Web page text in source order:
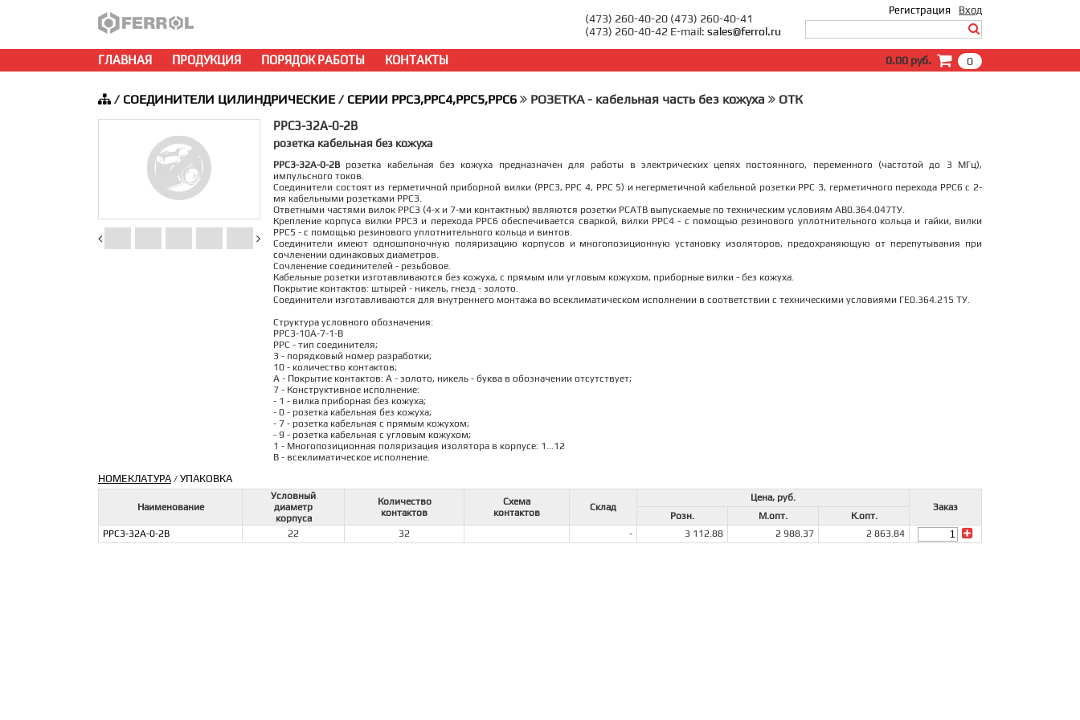
Вход
Регистрация
(473) 260-40-20 (473) 260-40-41
(473) 260-40-42 E-mail: sales@ferrol.ru
ГЛАВНАЯ ПРОДУКЦИЯ ПОРЯДОК РАБОТЫ КОНТАКТЫ 0
0.00 руб.
/ СОЕДИНИТЕЛИ ЦИЛИНДРИЧЕСКИЕ/ СЕРИИ РРС3,РРС4,РРС5,РРС6 РОЗЕТКА - кабельная часть без кожуха ОТК
РРС3-32А-0-2В
розетка кабельная без кожуха
РРС3-32А-0-2Врозетка кабельная без кожуха предназначен для работы в электрических цепях постоянного, переменного (частотой до 3 МГц),
импульсного токов.
Соединители состоят из герметичной приборной вилки (РРС3, РРС 4, РРС 5) и негерметичной кабельной розетки РРС 3, герметичного перехода РРС6 с 2-
мя кабельными розетками РРСЗ.
Ответными частями вилок РРСЗ (4-х и 7-ми контактных) являются розетки РСАТВ выпускаемые по техническим условиям АВ0.364.047ТУ.
Крепление корпуса вилки РРСЗ и перехода РРС6 обеспечивается сваркой, вилки РРС4 - с помощью резинового уплотнительного кольца и гайки, вилки
РРС5 - с помощью резинового уплотнительного кольца и винтов.
Соединители имеют одношпоночную поляризацию корпусов и многопозиционную установку изоляторов, предохраняющую от перепутывания при
сочленении одинаковых диаметров.
Сочленение соединителей - резьбовое.
Кабельные розетки изготавливаются без кожуха, с прямым или угловым кожухом, приборные вилки - без кожуха.
Покрытие контактов: штырей - никель, гнезд - золото.
Соединители изготавливаются для внутреннего монтажа во всеклиматическом исполнении в соответствии с техническими условиями ГЕ0.364.215 ТУ.
Структура условного обозначения:
РРС3-10А-7-1-В
РРС - тип соединителя;
3 - порядковый номер разработки;
10 - количество контактов;
А - Покрытие контактов: А - золото, никель - буква в обозначении отсутствует;
7 - Конструктивное исполнение:
- 1 - вилка приборная без кожуха;
- 0 - розетка кабельная без кожуха;
- 7 - розетка кабельная с прямым кожухом;
- 9 - розетка кабельная с угловым кожухом;
1 - Многопозиционная поляризация изолятора в корпусе: 1...12
В - всеклиматическое исполнение.
НОМЕКЛАТУРА/ УПАКОВКА
Наименование
Условный
диаметр
корпуса
Количество
контактов
Схема
контактов
Склад
Цена, руб.
Заказ
Розн. М.опт.
К.опт.
РРС3-32А-0-2В
22 32 - 3 112.88 2 988.37 2 863.84